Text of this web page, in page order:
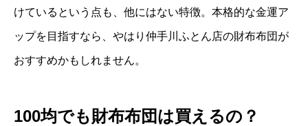
けているという点も、他にはない特徴。本格的な金運ア
ップを目指すなら、やはり仲手川ふとん店の財布布団が
おすすめかもしれません。
100均でも財布布団は買えるの？